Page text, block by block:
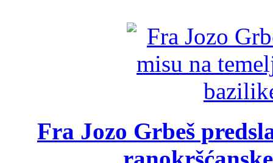
Fra Jozo Grbeš